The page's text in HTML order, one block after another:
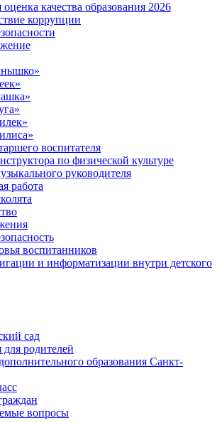
качества образования 2026
коррупции
воспитателя
по физической культуре
руководителя
работа
воспитанников
и информатизации внутри детского
сад
родителей
образования Санкт-
вопросы